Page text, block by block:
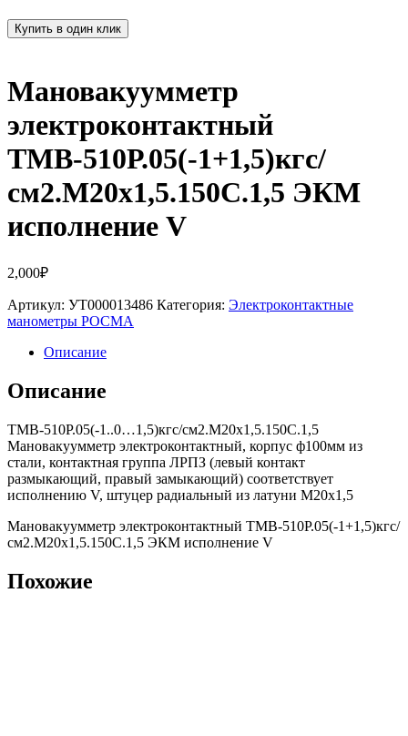
Купить в один клик
Мановакуумметр
электроконтактный
ТМВ-510Р.05(-1+1,5)кгс/
см2.M20x1,5.150С.1,5 ЭКМ
исполнение V
2,000₽
Артикул: УТ000013486 Категория: Электроконтактные
манометры РОСМА
Описание
Описание
ТМВ-510Р.05(-1..0…1,5)кгс/см2.M20x1,5.150С.1,5
Мановакуумметр электроконтактный, корпус ф100мм из
стали, контактная группа ЛРПЗ (левый контакт
размыкающий, правый замыкающий) соответствует
исполнению V, штуцер радиальный из латуни М20х1,5
Мановакуумметр электроконтактный ТМВ-510Р.05(-1+1,5)кгс/
см2.M20x1,5.150С.1,5 ЭКМ исполнение V
Похожие